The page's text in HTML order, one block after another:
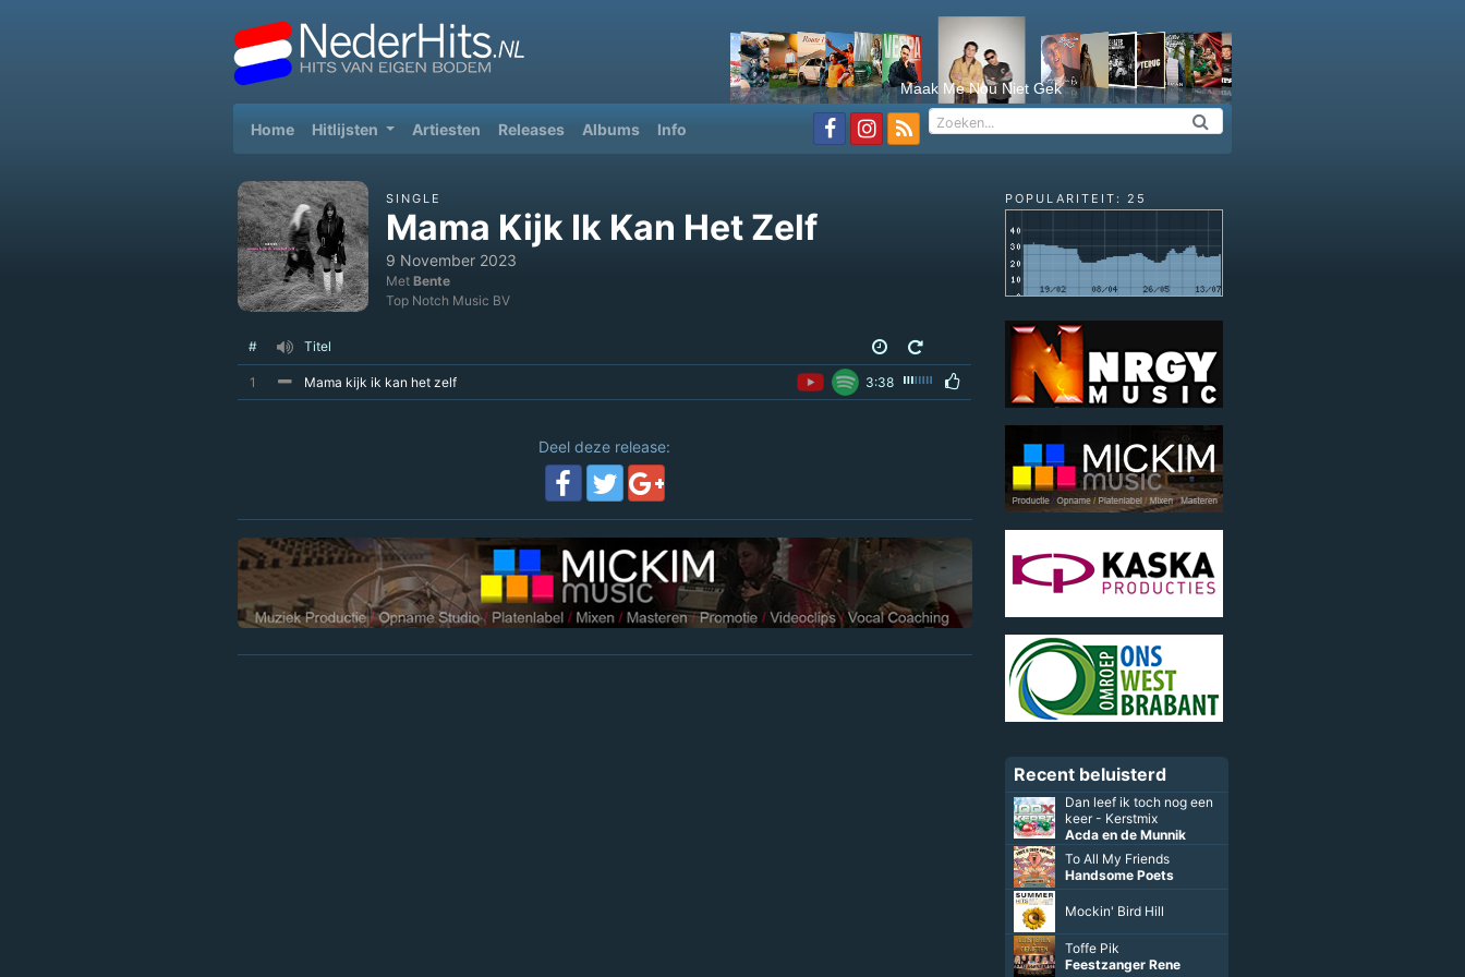
Maak Me Nou Niet Gek
Home(current)
Hitlijsten Artiesten Releases Albums Info
SINGLE
Mama Kijk Ik Kan Het Zelf
9 November 2023
Met Bente
Top Notch Music BV
# Titel
1 Mama kijk ik kan het zelf 3:38
Deel deze release:
POPULARITEIT: 25
Recent beluisterd
Dan leef ik toch nog een
keer - Kerstmix
Acda en de Munnik
To All My Friends
Handsome Poets
Mockin' Bird Hill
Toffe Pik
Feestzanger Rene